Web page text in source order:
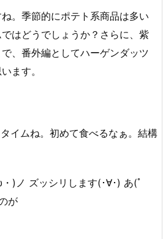
。季節的にポテト系商品は多い
はどうでしょうか？さらに、紫
、番外編としてハーゲンダッツ
ます。
イムね。初めて食べるなぁ。結構
)ノ ズッシリします(･∀･) あ(ﾟ
が